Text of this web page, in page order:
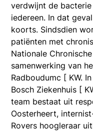
verdwijnt de
iedereen. In dat
koorts. Sindsdien
patiënten met
Nationale
samenwerking van
Radboudumc [ KW.
Bosch Ziekenhuis [
team bestaat uit
Oosterheert,
Rovers hoogleraar